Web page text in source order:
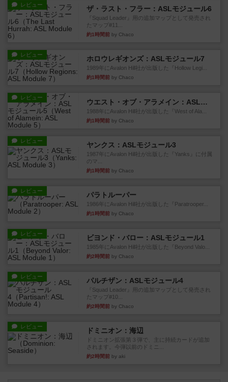
レビュー ザ・ラスト・フラー：ASLモジュール6
『Squad Leader』用の追加マップとして発売され
たマップ#11...
約1時間前 by Chaco
レビュー ホロウレギオンズ：ASLモジュール7
1989年にAvalon Hill社が出版した『Hollow Legi...
約1時間前 by Chaco
レビュー
ウエスト・オブ・アラメイン：ASLモジュール5
1988年にAvalon Hill社が出版した『West of Ala...
約1時間前 by Chaco
レビュー ヤンクス：ASLモジュール3
1987年にAvalon Hill社が出版した『Yanks』に付属
のマ...
約1時間前 by Chaco
レビュー パラトルーパー
1986年にAvalon Hill社が出版した『Paratrooper...
約1時間前 by Chaco
レビュー ビヨンド・バロー：ASLモジュール1
1985年にAvalon Hill社が出版した『Beyond Valo...
約2時間前 by Chaco
レビュー パルチザン：ASLモジュール4
『Squad Leader』用の追加マップとして発売され
たマップ#10...
約2時間前 by Chaco
レビュー ドミニオン：海辺
ドミニオン拡張第３弾で、主に持続カードが追加
されます。今弾以前のドミニ...
約2時間前 by aki